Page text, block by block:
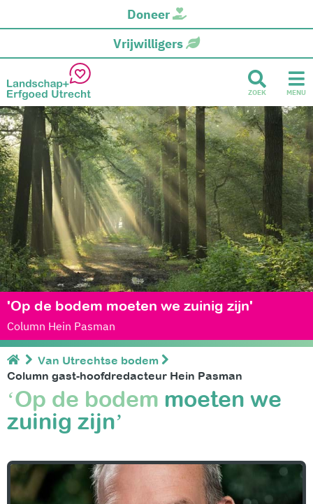
Doneer
Vrijwilligers
ZOEK MENU
'Op de bodem moeten we zuinig zijn'
Column Hein Pasman
Van Utrechtse bodem
Column gast-hoofdredacteur Hein Pasman
‘Op de bodem moeten we
zuinig zijn’